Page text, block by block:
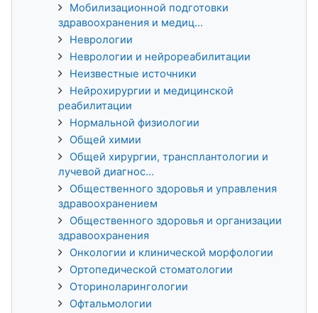
Мобилизационной подготовки
здравоохранения и медиц...
Неврологии
Неврологии и нейрореабилитации
Неизвестные источники
Нейрохирургии и медицинской
реабилитации
Нормальной физиологии
Общей химии
Общей хирургии, трансплантологии и
лучевой диагнос...
Общественного здоровья и управления
здравоохранением
Общественного здоровья и организации
здравоохранения
Онкологии и клинической морфологии
Ортопедической стоматологии
Оториноларингологии
Офтальмологии